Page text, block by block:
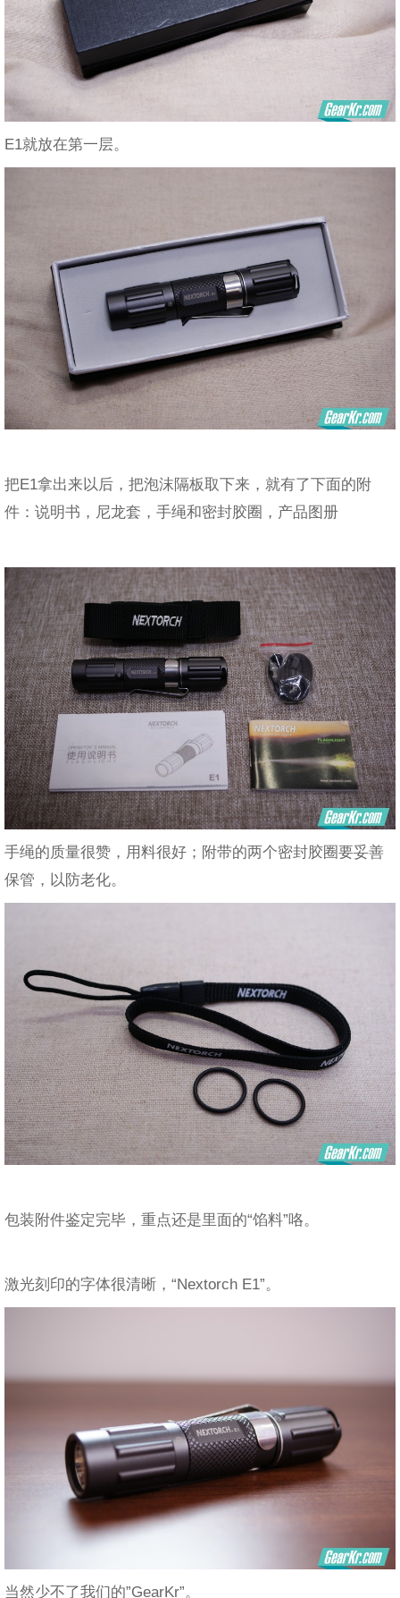
E1就放在第一层。
把E1拿出来以后，把泡沫隔板取下来，就有了下面的附
件：说明书，尼龙套，手绳和密封胶圈，产品图册
手绳的质量很赞，用料很好；附带的两个密封胶圈要妥善
保管，以防老化。
包装附件鉴定完毕，重点还是里面的“馅料”咯。
激光刻印的字体很清晰，“Nextorch E1”。
当然少不了我们的”GearKr”。